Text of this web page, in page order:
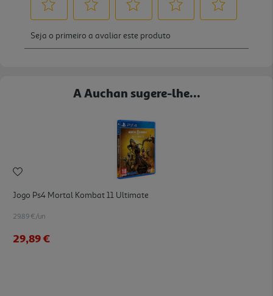
A Auchan sugere-lhe...
Jogo Ps4 Mortal Kombat 11 Ultimate
29.89 €/un
29,89 €